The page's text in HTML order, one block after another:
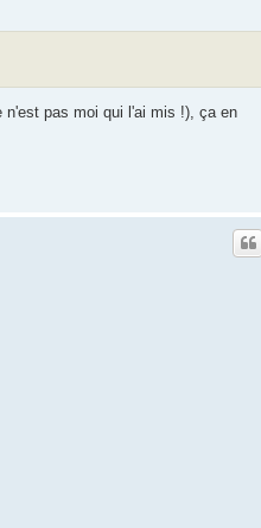
n'est pas moi qui l'ai mis !), ça en